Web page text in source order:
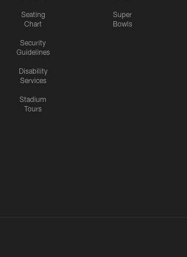
Seating
Chart
Security
Guidelines
Disability
Services
Stadium
Tours
Super
Bowls